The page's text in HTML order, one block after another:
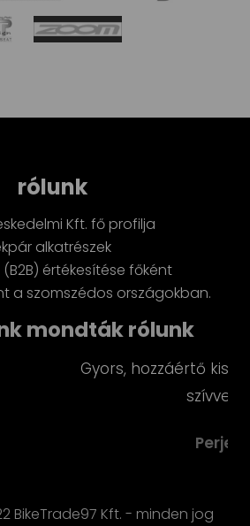
rólunk
Kft. fő profilja
alkatrészek
értékesítése főként
a szomszédos országokban.
mondták rólunk
kiszolgálás, szuper árak. Jó
BikeTrade97 Kft. - minden jog